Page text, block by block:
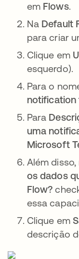
em Flows.
Na Default
para criar
Clique em
esquerdo).
Para o
notification
Para
uma
Microsoft
Além
os dados
Flow?
essa
Clique em
descrição